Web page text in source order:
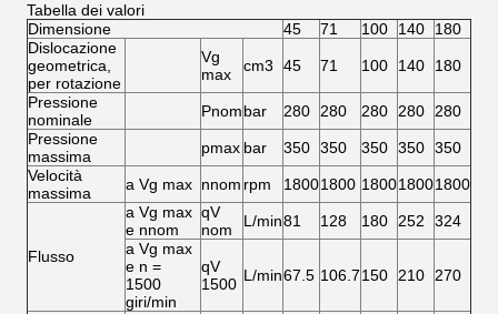
Tabella dei valori
Dimensione
45 71 100 140
180
Dislocazione
geometrica,
per rotazione
Vg
max
cm3 45 71 100 140 180
Pressione
nominale
Pnombar 280 280 280 280
280
Pressione
massima
pmax bar 350 350 350 350 350
Velocità
massima
a Vg max nnom rpm 18001800 180018001800
Flusso
a Vg max
e nnom
qV
nom
L/min81 128 180 252
324
a Vg max
e n =
1500
giri/min
qV
1500 L/min67.5 106.7150 210 270